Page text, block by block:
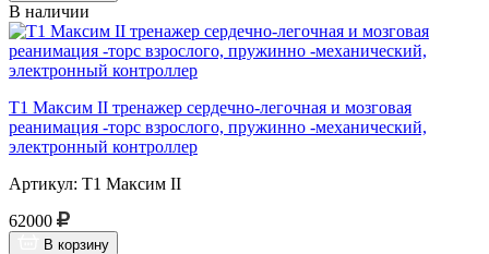
В наличии
Т1 Максим II тренажер сердечно-легочная и мозговая
реанимация -торс взрослого, пружинно -механический,
электронный контроллер
Артикул: Т1 Максим II
62000
В корзину